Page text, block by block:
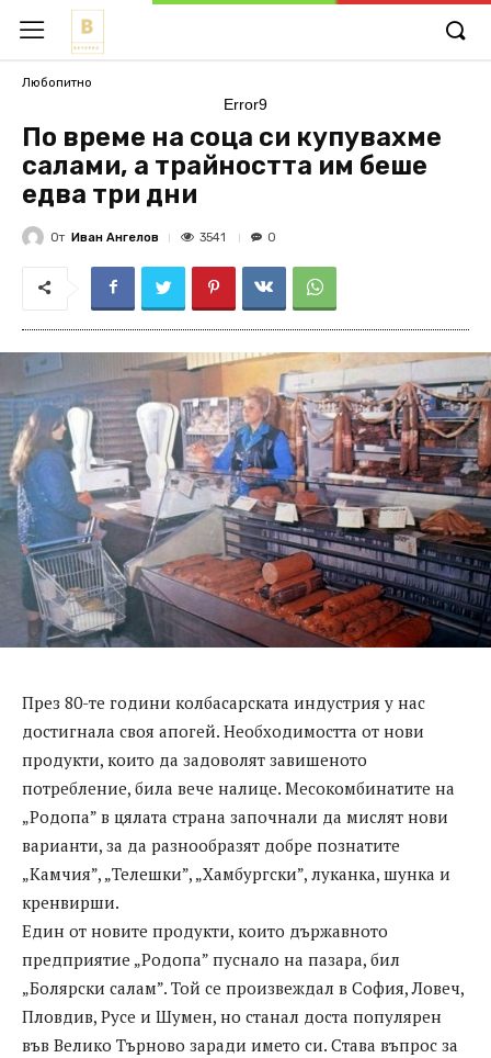
Любопитно
Error9
По време на соца си купувахме
салами, а трайността им беше
едва три дни
От Иван Ангелов 3541 0
През 80-те години колбасарската индустрия у нас
достигнала своя апогей. Необходимостта от нови
продукти, които да задоволят завишеното
потребление, била вече налице. Месокомбинатите на
„Родопа” в цялата страна започнали да мислят нови
варианти, за да разнообразят добре познатите
„Камчия”, „Телешки”, „Хамбургски”, луканка, шунка и
кренвирши.
Един от новите продукти, които държавното
предприятие „Родопа” пуснало на пазара, бил
„Болярски салам”. Той се произвеждал в София, Ловеч,
Пловдив, Русе и Шумен, но станал доста популярен
във Велико Търново заради името си. Става въпрос за